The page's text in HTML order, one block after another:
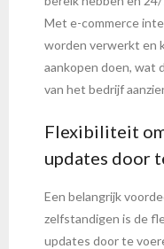
Met e-commerce
worden verwerkt en
aankopen doen, wat
van het bedrijf
Flexibiliteit
updates door
Een belangrijk
zelfstandigen is de
updates door te